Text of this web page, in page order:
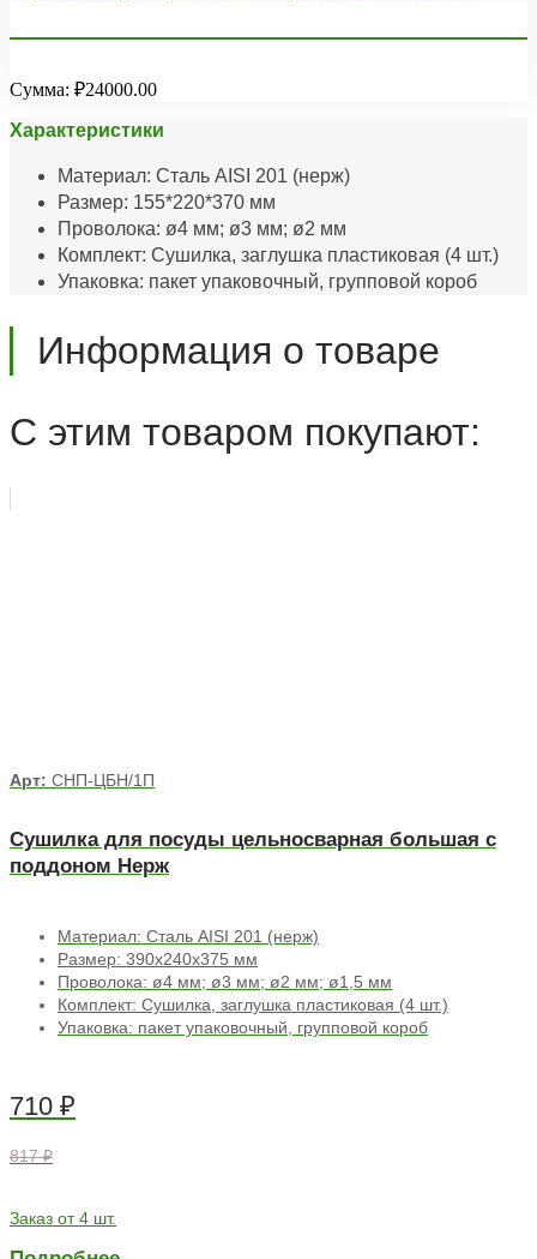
Сумма: ₽24000.00
Характеристики
Материал: Сталь AISI 201 (нерж)
Размер: 155*220*370 мм
Проволока: ø4 мм; ø3 мм; ø2 мм
Комплект: Сушилка, заглушка пластиковая (4 шт.)
Упаковка: пакет упаковочный, групповой короб
Информация о товаре
С этим товаром покупают:
Арт: СНП-ЦБН/1П
Сушилка для посуды цельносварная большая с
поддоном Нерж
Материал: Сталь AISI 201 (нерж)
Размер: 390х240х375 мм
Проволока: ø4 мм; ø3 мм; ø2 мм; ø1,5 мм
Комплект: Сушилка, заглушка пластиковая (4 шт.)
Упаковка: пакет упаковочный, групповой короб
710 ₽
817 ₽
Заказ от 4 шт.